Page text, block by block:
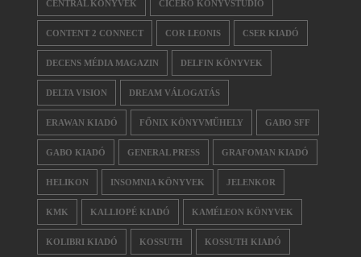
CENTRAL KÖNYVEK CICERÓ KÖNYVSTÚDIÓ
CONTENT 2 CONNECT COR LEONIS CSER KIADÓ
DECENS MÉDIA MAGAZIN DELFIN KÖNYVEK
DELTA VISION DREAM VÁLOGATÁS
ERAWAN KIADÓ FŐNIX KÖNYVMŰHELY GABO SFF
GABO KIADÓ GENERAL PRESS GRAFOMAN KIADÓ
HELIKON INSOMNIA KÖNYVEK JELENKOR
KMK KALLIOPÉ KIADÓ KAMÉLEON KÖNYVEK
KOLIBRI KIADÓ KOSSUTH KOSSUTH KIADÓ